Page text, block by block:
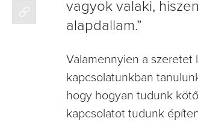
vagyok valaki,
alapdallam.”
Valamennyien a
kapcsolatunkban
hogy hogyan tudunk
kapcsolatot tudunk